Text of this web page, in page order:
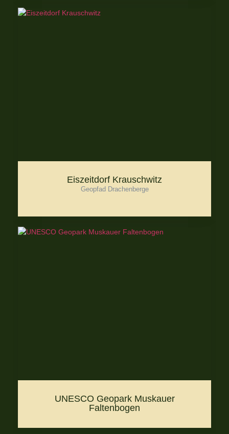
Eiszeitdorf Krauschwitz
Geopfad Drachenberge
UNESCO Geopark Muskauer
Faltenbogen